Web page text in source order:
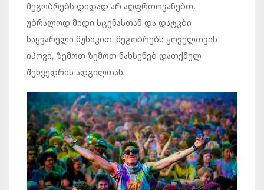
მეგობრებს დიდად არ აღფრთოვანებთ,
უბრალოდ მიდი სცენასთან და დატკბი
საყვარელი მუსიკით. მეგობრებს ყოველთვის
იპოვი, ზემოთ ზემოთ ნახსენებ დათქმულ
შეხვედრის ადგილთან.